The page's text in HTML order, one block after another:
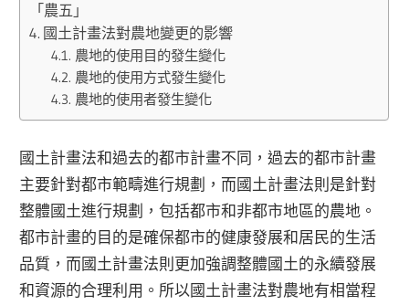
「農五」
國土計畫法對農地變更的影響
農地的使用目的發生變化
農地的使用方式發生變化
農地的使用者發生變化
國土計畫法和過去的都市計畫不同，過去的都市計畫
主要針對都市範疇進行規劃，而國土計畫法則是針對
整體國土進行規劃，包括都市和非都市地區的農地。
都市計畫的目的是確保都市的健康發展和居民的生活
品質，而國土計畫法則更加強調整體國土的永續發展
和資源的合理利用。所以國土計畫法對農地有相當程